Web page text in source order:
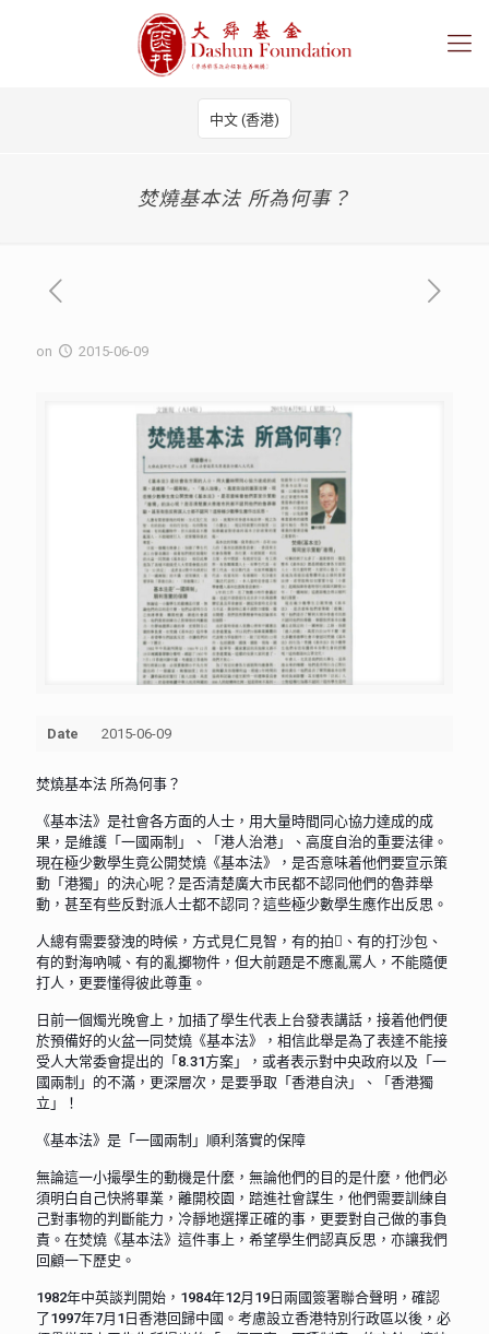
中文 (香港)
焚燒基本法 所為何事？
on 2015-06-09
Date 2015-06-09
焚燒基本法 所為何事？
《基本法》是社會各方面的人士，用大量時間同心協力達成的成
果，是維護「一國兩制」、「港人治港」、高度自治的重要法律。
現在極少數學生竟公開焚燒《基本法》，是否意味着他們要宣示策
動「港獨」的決心呢？是否清楚廣大市民都不認同他們的魯莽舉
動，甚至有些反對派人士都不認同？這些極少數學生應作出反思。
人總有需要發洩的時候，方式見仁見智，有的拍、有的打沙包、
有的對海吶喊、有的亂擲物件，但大前題是不應亂罵人，不能隨便
打人，更要懂得彼此尊重。
日前一個燭光晚會上，加插了學生代表上台發表講話，接着他們便
於預備好的火盆一同焚燒《基本法》，相信此舉是為了表達不能接
受人大常委會提出的「8.31方案」，或者表示對中央政府以及「一
國兩制」的不滿，更深層次，是要爭取「香港自決」、「香港獨
立」！
《基本法》是「一國兩制」順利落實的保障
無論這一小撮學生的動機是什麼，無論他們的目的是什麼，他們必
須明白自己快將畢業，離開校園，踏進社會謀生，他們需要訓練自
己對事物的判斷能力，冷靜地選擇正確的事，更要對自己做的事負
責。在焚燒《基本法》這件事上，希望學生們認真反思，亦讓我們
回顧一下歷史。
1982年中英談判開始，1984年12月19日兩國簽署聯合聲明，確認
了1997年7月1日香港回歸中國。考慮設立香港特別行政區以後，必